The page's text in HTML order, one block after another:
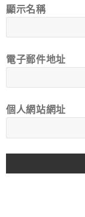
顯示名稱
電子郵件地址
個人網站網址